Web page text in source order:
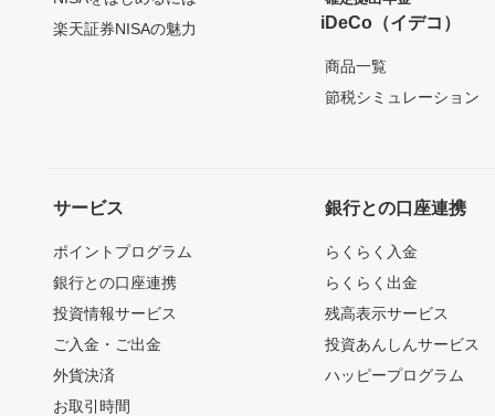
楽天証券NISAの魅力
iDeCo（イデコ）
商品一覧
節税シミュレーション
サービス
ポイントプログラム
銀行との口座連携
投資情報サービス
ご入金・ご出金
外貨決済
お取引時間
銀行との口座連携
らくらく入金
らくらく出金
残高表示サービス
投資あんしんサービス
ハッピープログラム